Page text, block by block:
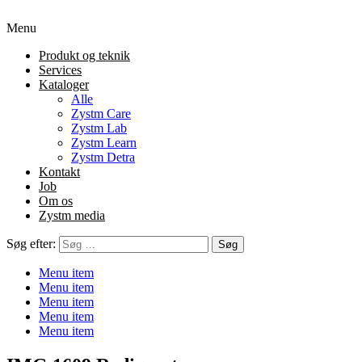
Menu
Produkt og teknik
Services
Kataloger
Alle
Zystm Care
Zystm Lab
Zystm Learn
Zystm Detra
Kontakt
Job
Om os
Zystm media
Søg efter:
Menu item
Menu item
Menu item
Menu item
Menu item